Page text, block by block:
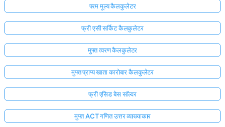
परम मूल्य कैलकुलेटर
फ्री एसी सर्किट कैलकुलेटर
मुफ्त त्वरण कैलकुलेटर
मुफ्त प्राप्य खाता कारोबार कैलकुलेटर
फ्री एसिड बेस सॉल्वर
मुफ्त ACT गणित उत्तर व्याख्याकार